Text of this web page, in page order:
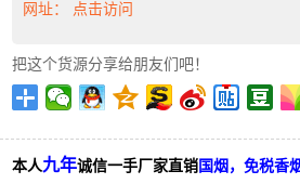
网址：
点击访问
把这个货源分享给朋友们吧！
本人九年诚信一手厂家直销国烟，免税香